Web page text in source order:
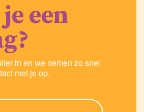
een
in en we nemen zo snel
met je op.